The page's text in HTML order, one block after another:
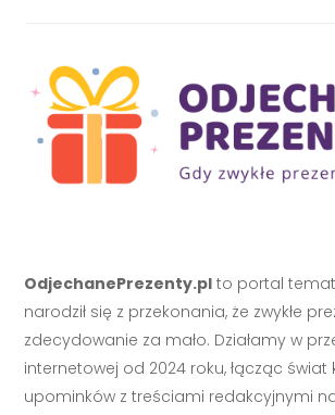
OdjechanePrezenty.pl to portal
narodził się z przekonania, że zwykłe
zdecydowanie za mało. Działamy w
internetowej od 2024 roku, łącząc świat
upominków z treściami redakcyjnymi